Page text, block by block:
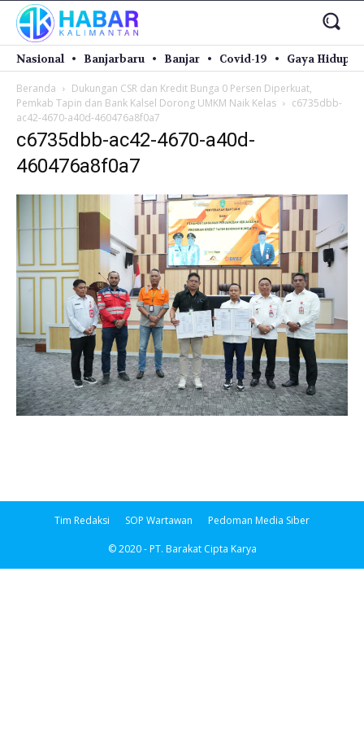
Nasional Banjarbaru Banjar Covid-19 Gaya Hidup
Beranda
Dukungan CSR dan Kredit Bunga 0 Persen Diperkuat,
Pemkab Tapin dan Bank Kalsel Dorong UMKM Naik Kelas
c6735dbb-
ac42-4670-a40d-460476a8f0a7
c6735dbb-ac42-4670-a40d-
460476a8f0a7
Tim Redaksi SOP Wartawan Pedoman Media Siber
© 2020 - PT. Barakat Cipta Karya